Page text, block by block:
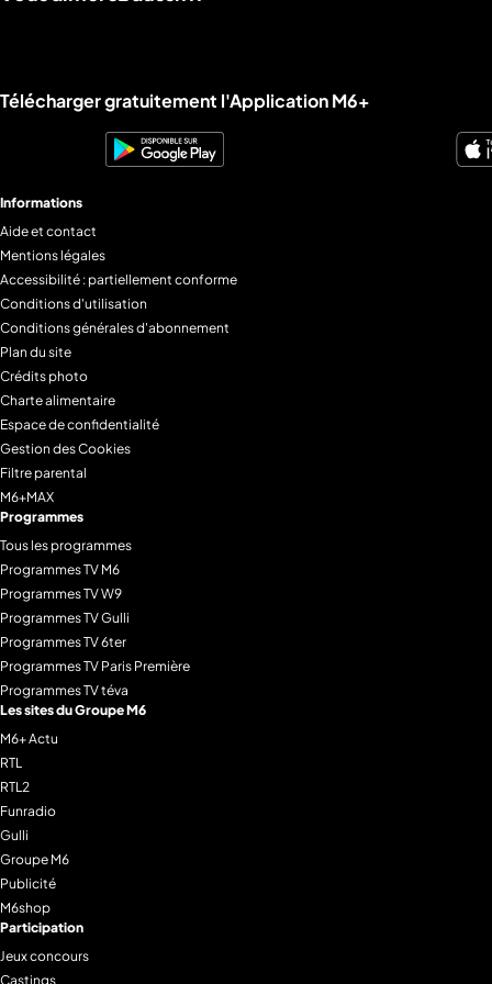
Liens utiles M6+.
Télécharger gratuitement l'Application M6+
Informations
Aide et contact
Mentions légales
Accessibilité : partiellement conforme
Conditions d'utilisation
Conditions générales d'abonnement
Plan du site
Crédits photo
Charte alimentaire
Espace de confidentialité
Gestion des Cookies
Filtre parental
M6+MAX
Programmes
Tous les programmes
Programmes TV M6
Programmes TV W9
Programmes TV Gulli
Programmes TV 6ter
Programmes TV Paris Première
Programmes TV téva
Les sites du Groupe M6
M6+ Actu
RTL
RTL2
Funradio
Gulli
Groupe M6
Publicité
M6shop
Participation
Jeux concours
Castings